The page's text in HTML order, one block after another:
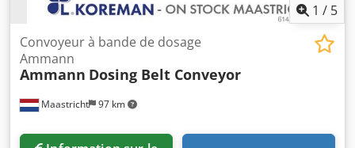
1 / 5
Maastricht 97 km
Convoyeur à bande de dosage
Ammann
Ammann Dosing Belt Conveyor